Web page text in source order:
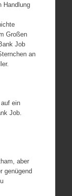
Handlung
Großen
Job
an
ein
Job.
aber
genügend